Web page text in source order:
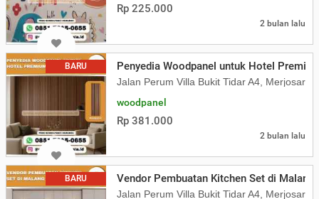
Rp 225.000
2 bulan lalu
BARU Penyedia Woodpanel untuk Hotel
Jalan Perum Villa Bukit Tidar A4, Merjosari,
woodpanel
Rp 381.000
2 bulan lalu
BARU Vendor Pembuatan Kitchen Set di Malang
Jalan Perum Villa Bukit Tidar A4, Merjosari,